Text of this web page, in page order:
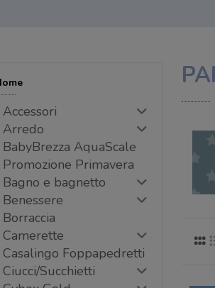
Accessori
Arredo
BabyBrezza AquaScale
Promozione Primavera
Bagno e bagnetto
Benessere
Borraccia
Camerette
Casalingo Foppapedretti
Ciucci/Succhietti